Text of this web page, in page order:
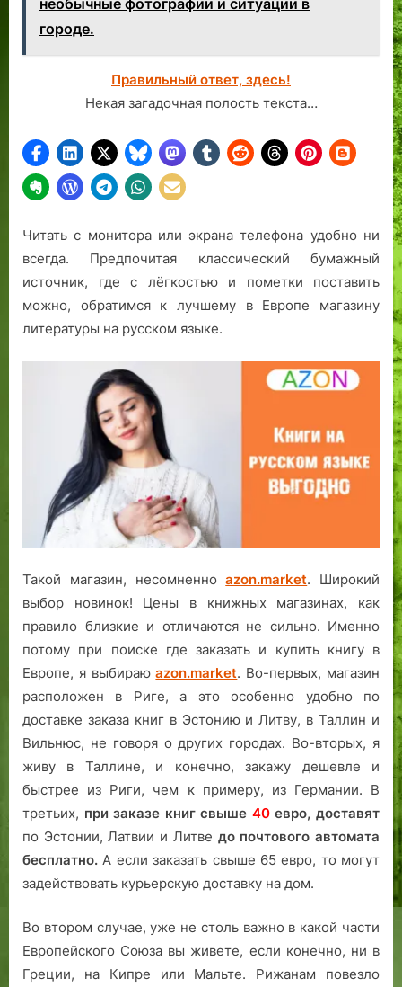
необычные фотографии и ситуации в
городе.
Правильный ответ, здесь!
Некая загадочная полость текста…
Читать с монитора или экрана телефона удобно ни
всегда. Предпочитая классический бумажный
источник, где с лёгкостью и пометки поставить
можно, обратимся к лучшему в Европе магазину
литературы на русском языке.
Такой магазин, несомненноazon.market. Широкий
выбор новинок! Цены в книжных магазинах, как
правило близкие и отличаются не сильно. Именно
потому при поиске где заказать и купить книгу в
Европе, я выбираюazon.market. Во-первых, магазин
расположен в Риге, а это особенно удобно по
доставке заказа книг в Эстонию и Литву, в Таллин и
Вильнюс, не говоря о других городах. Во-вторых, я
живу в Таллине, и конечно, закажу дешевле и
быстрее из Риги, чем к примеру, из Германии. В
третьих, при заказе книг свыше 40евро, доставят
по Эстонии, Латвии и Литве до почтового автомата
бесплатно. А если заказать свыше 65 евро, то могут
задействовать курьерскую доставку на дом.
Во втором случае, уже не столь важно в какой части
Европейского Союза вы живете, если конечно, ни в
Греции, на Кипре или Мальте. Рижанам повезло